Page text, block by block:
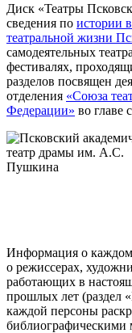
Диск «Театры
сведения по истории
театральной жизни
самодеятельных
фестивалях,
разделов посвящен
отделения «Союза
Федерации» во
Информация о каждом
о режиссерах,
работающих в
прошлых лет (раздел
каждой персоны
библиографическими